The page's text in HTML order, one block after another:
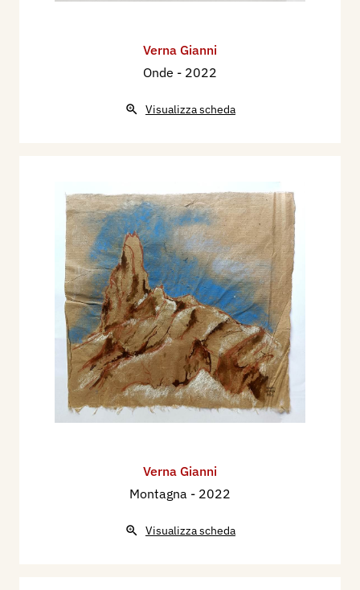
Verna Gianni
Onde - 2022
Visualizza scheda
Verna Gianni
Montagna - 2022
Visualizza scheda